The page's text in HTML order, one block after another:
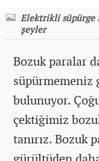
Elektrikli süpürge
şeyler
Bozuk paralar
süpürmemeniz
bulunuyor.
çektiğimiz
tanırız. Bozuk